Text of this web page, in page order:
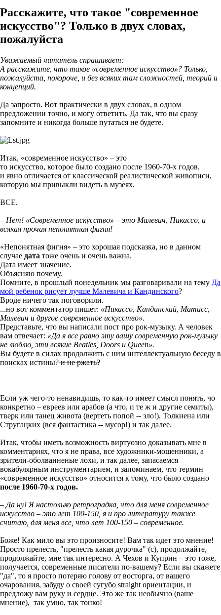
Расскажите, что такое "современное
искусство"? Только в двух словах,
пожалуйста
Уважаемый читатель спрашивает:
А расскажите, что такое «современное искусство»? Только,
пожалуйста, покороче, и без всяких там сложностей, теорий и
концепций.
Да запросто. Вот практически в двух словах, в одном
предложении точно, и могу ответить. Да так, что вы сразу
запомните и никогда больше путаться не будете.
Итак, «современное искусство» – это
то искусство, которое было создано после 1960-70-х годов,
и явно отличается от классической реалистической живописи,
которую мы привыкли видеть в музеях.
ВСЕ.
– Нет! «Современное искусство» – это Малевич, Пикассо, и
всякая прочая непонятная фигня!
«Непонятная фигня» – это хорошая подсказка, но в данном
случае дата тоже очень и очень важна.
Дата имеет значение.
Объясняю почему.
Помните, в прошлый понедельник мы разговаривали на тему Да
мой ребенок рисует лучше Малевича и Кандинского?
Вроде ничего так поговорили.
...но вот комментатор пишет: «Пикассо, Кандинский, Матисс,
Малевич и другое современное искусство».
Представьте, что вы написали пост про рок-музыку. А человек
вам отвечает: «Да я все равно эту вашу современную рок-музыку
не люблю, эти всякие Beatles, Doors и Queen».
Вы будете в силах продолжить с ним интеллектуальную беседу в
поисках истины?и не ржать?
Если уж чего-то ненавидишь, то как-то имеет смысл понять, чо
конкретно – евреев или арабов (а что, и те ж и другие семиты),
тверк или танец живота (вертеть попой -- зло!), Толкиена или
Стругацких (вся фантастика -- мусор!) и так далее.
Итак, чтобы иметь возможность виртуозно доказывать мне в
комментариях, что я не права, все художники-мошенники, а
зрители-оболванненые лохи, и так далее, запасаемся
вокабулярным инструментарием, и запоминаем, что термин
«современное искусство» относится к тому, что было создано
после 1960-70-х годов.
– Да ну! Я настолько ретроградка, что для меня современное
искусство – это лет 100-150, я и про литературу также
считаю, для меня все, что лет 100-150 – современное.
Боже! Как мило вы это произносите! Вам так идет это мнение!
Просто прелесть, "прелесть какая дурочка" (с), продолжайте,
продолжайте, мне так интересно. А Чехов и Куприн – это тоже,
получается, современные писатели по-вашему? Если вы скажете
"да", то я просто потеряю голову от восторга, от вашего
очарования, забуду о своей сугубо straight ориентации, и
предложу вам руку и сердце. Это же так необычно (ваше
мнение), так умно, так тонко!